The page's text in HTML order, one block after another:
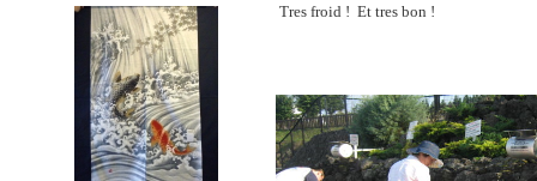
Tres froid ! Et tres bon !